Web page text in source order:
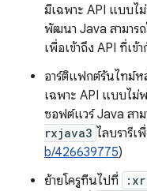
มีเฉพาะ API แบบไ
พัฒนา Java สามาร
เพื่อเข้าถึง API ที่เข้
อาร์ติแฟกต์รันไทม์ห
เฉพาะ API แบบไ
ซอฟต์แวร์ Java สาม
rxjava3 ไลบรารีเ
b/426639775)
ย้ายโครูทีนไปที่